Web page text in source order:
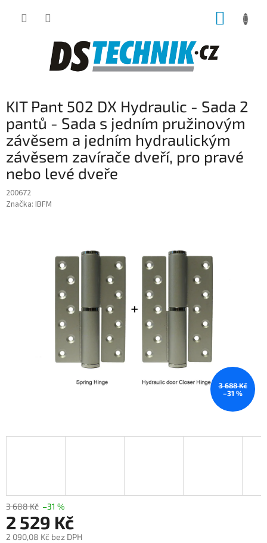
KIT Pant 502 DX Hydraulic - Sada 2
pantů - Sada s jedním pružinovým
závěsem a jedním hydraulickým
závěsem zavírače dveří, pro pravé
nebo levé dveře
200672
Značka: IBFM
3 688 Kč
–31 %
3 688 Kč –31 %
2 529 Kč
2 090,08 Kč bez DPH